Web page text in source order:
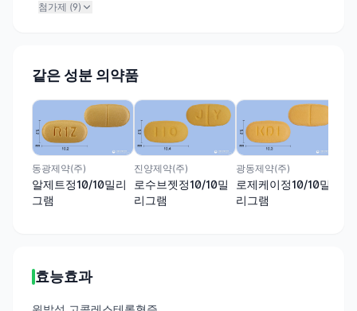
첨가제 (9)
같은 성분 의약품
동광제약(주)
알제트정10/10밀리
그램
진양제약(주)
로수브젯정10/10밀
리그램
광동제약(주)
로제케이정10/10밀
리그램
효능효과